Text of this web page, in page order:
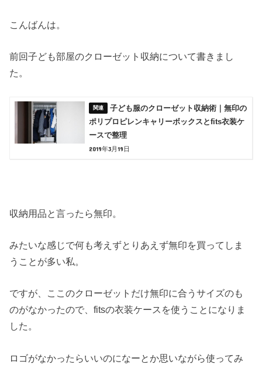
こんばんは。
前回子ども部屋のクローゼット収納について書きまし
た。
子ども服のクローゼット収納術｜無印の
ポリプロピレンキャリーボックスとfits衣装ケ
ースで整理
2019年3月19日
収納用品と言ったら無印。
みたいな感じで何も考えずとりあえず無印を買ってしま
うことが多い私。
ですが、ここのクローゼットだけ無印に合うサイズのも
のがなかったので、fitsの衣装ケースを使うことになりま
した。
ロゴがなかったらいいのになーとか思いながら使ってみ